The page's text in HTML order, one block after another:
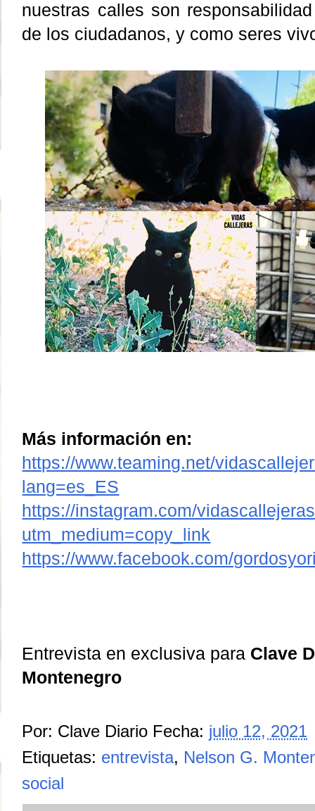
nuestras calles son
de los ciudadanos, y como seres
Más información en:
https://www.teaming.net/
lang=es_ES
https://instagram.com/
utm_medium=copy_link
https://www.facebook.com/
Entrevista en exclusiva para Clave
Montenegro
Por: Clave Diario Fecha: julio 12, 2021
Etiquetas: entrevista, Nelson G.
social